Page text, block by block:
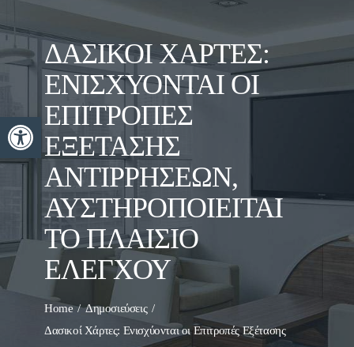
Ανοίξτε τη γραμμή εργαλείων
ΔΑΣΙΚΟΊ ΧΆΡΤΕΣ:
EΝΙΣΧΎΟΝΤΑΙ ΟΙ
ΕΠΙΤΡΟΠΈΣ
ΕΞΈΤΑΣΗΣ
ΑΝΤΙΡΡΉΣΕΩΝ,
ΑΥΣΤΗΡΟΠΟΙΕΊΤΑΙ
ΤΟ ΠΛΑΊΣΙΟ
ΕΛΈΓΧΟΥ
Home
Δημοσιεύσεις
Δασικοί Χάρτες: Eνισχύονται οι Επιτροπές Εξέτασης